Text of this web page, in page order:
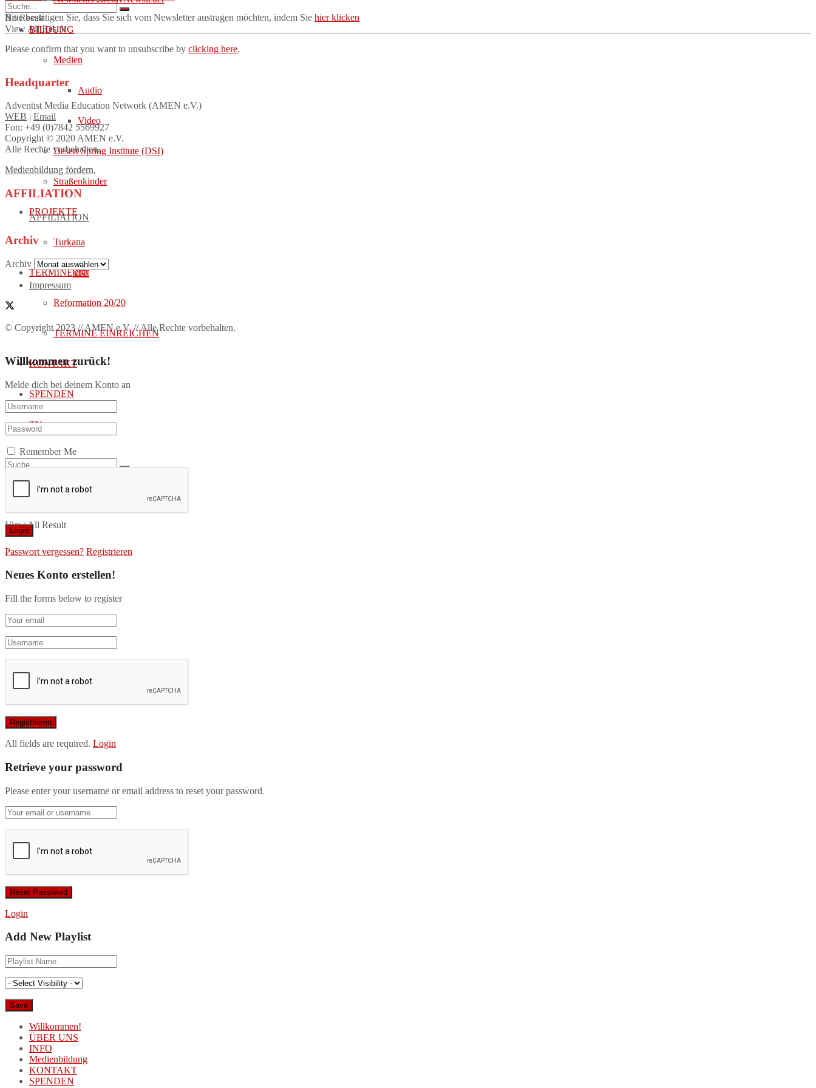
No Result
View All Result
BILDUNG
Medien
Audio
Video
Desert Spring Institute (DSI)
Straßenkinder
PROJEKTE
Turkana
TERMINENeu
Reformation 20/20
TERMINE EINREICHEN
KONTAKT
SPENDEN
TV
No Result
View All Result
Bitte bestätigen Sie, dass Sie sich vom Newsletter austragen möchten, indem Sie hier klicken
Please confirm that you want to unsubscribe by clicking here.
Headquarter
Adventist Media Education Network (AMEN e.V.)
WEB | Email
Fon: +49 (0)7842 5569927
Copyright © 2020 AMEN e.V.
Alle Rechte vorbehalten.
Medienbildung fördern.
AFFILIATION
AFFILIATION
Archiv
Archiv
Impressum
© Copyright 2023 // AMEN e.V. // Alle Rechte vorbehalten.
Willkommen zurück!
Melde dich bei deinem Konto an
Remember Me
Passwort vergessen? Registrieren
Neues Konto erstellen!
Fill the forms below to register
All fields are required. Login
Retrieve your password
Please enter your username or email address to reset your password.
Login
Add New Playlist
Willkommen!
ÜBER UNS
INFO
Medienbildung
KONTAKT
SPENDEN